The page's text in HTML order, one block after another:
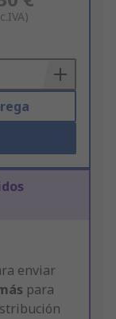
enviar
para